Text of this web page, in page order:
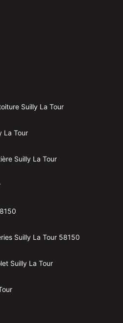
Suilly La Tour
La Tour
Suilly La Tour
Suilly La Tour 58150
Suilly La Tour